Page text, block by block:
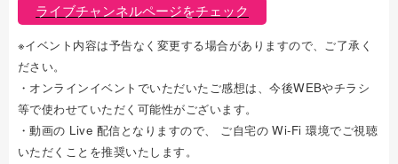
ライブチャンネルページをチェック
※イベント内容は予告なく変更する場合がありますので、ご了承く
ださい。
・オンラインイベントでいただいたご感想は、今後WEBやチラシ
等で使わせていただく可能性がございます。
・動画の Live 配信となりますので、 ご自宅の Wi-Fi 環境でご視聴
いただくことを推奨いたします。